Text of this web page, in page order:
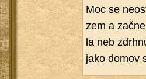
Moc se
zem a
la neb
jako domov